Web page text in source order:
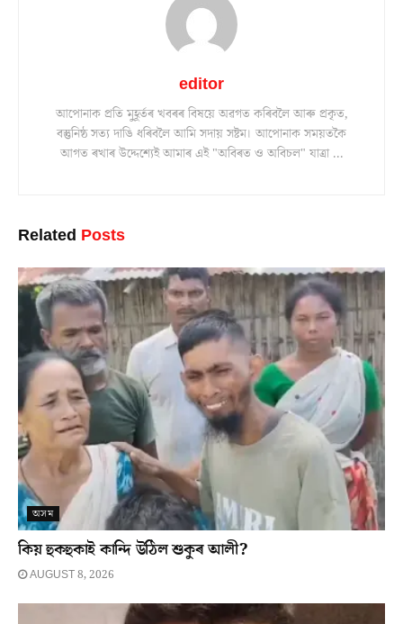
editor
আপোনাক প্ৰতি মুহূৰ্তৰ খবৰৰ বিষয়ে অৱগত কৰিবলৈ আৰু প্ৰকৃত,
বস্তুনিষ্ঠ সত্য দাঙি ধৰিবলৈ আমি সদায় সষ্টম। আপোনাক সময়তকৈ
আগত ৰখাৰ উদ্দেশ্যেই আমাৰ এই "অবিৰত ও অবিচল" যাত্ৰা ...
Related Posts
অসম
কিয় হুকহুকাই কান্দি উঠিল শুকুৰ আলী?
AUGUST 8, 2026